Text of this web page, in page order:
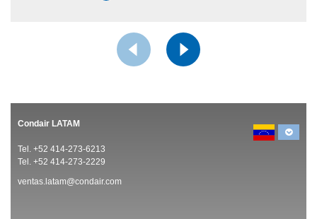
Condair LATAM
Tel. +52 414-273-6213
Tel. +52 414-273-2229
ventas.latam@condair.com